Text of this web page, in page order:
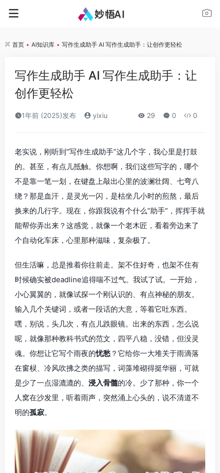
首页 • AI知识库 • 写作生成助手 AI 写作生成助手：让创作更轻松
写作生成助手 AI 写作生成助手：让
创作更轻松
1年前 (2025)发布 yixiu 29 0 0
老实说，刚听到“写作生成助手”这几个字，我心里是打鼓
的。甚至，有点儿抵触。你想啊，我们这些写字的，哪个
不是靠一笔一划，在键盘上敲出心里的波澜壮阔、七弯八
绕？那是血汗，是灵光一闪，是枯坐几小时的煎熬，最后
换来的几行字。现在，你跟我说有个什么“助手”，挥挥手就
能帮你弄出来？这感觉，就像一个老木匠，看着旁边来了
个自动化车床，心里那种滋味，复杂极了。
但生活嘛，总是推着你往前走。架不住好奇，也架不住有
时候确实被deadline追得喘不过气。我试了试。一开始，
小心翼翼的，就像试探一个刚认识的、有点神秘的朋友。
输入几个关键词，或者一段话的大意，等着它吐东西。
嘿，别说，头几次，有点儿跌眼镜。出来的东西，怎么说
呢，就像那种教科书式的范文，四平八稳，没错，但没灵
魂。你想让它写个雨夜的忧愁 ？它给你一大堆关于雨滴落
在窗棂、冷风吹拂之类的描写，词藻堆砌得挺华丽，可就
是少了一点湿漉漉的、 浸入骨髓的冷。少了那种，你一个
人窝在沙发里，听着雨声，突然涌上心头的，说不清道不
明的孤寂。